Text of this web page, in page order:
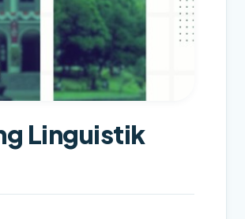
Linguistik